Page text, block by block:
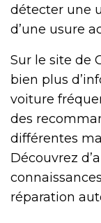
détecter une
d’une usure
Sur le site de
bien plus
voiture
des
différentes
Découvrez
réparation